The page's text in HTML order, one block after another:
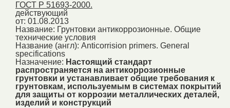
ГОСТ Р 51693-2000.
действующий
от: 01.08.2013
Название: Грунтовки антикоррозионные. Общие
технические условия
Название (англ): Anticorrision primers. General
specifications
Назначение: Настоящий стандарт
распространяется на антикоррозионные
грунтовки и устанавливает общие требования к
грунтовкам, используемым в системах покрытий
для защиты от коррозии металлических деталей,
изделий и конструкций